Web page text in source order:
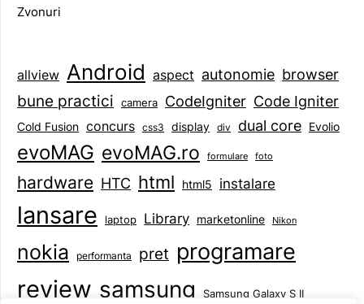
Zvonuri
allview Android aspect autonomie browser
bune practici camera CodeIgniter Code Igniter
Cold Fusion concurs css3 display div dual core Evolio
evoMAG evoMAG.ro formulare foto
hardware HTC html html5 instalare
lansare laptop Library marketonline Nikon
nokia performanta pret programare
review samsung Samsung Galaxy S II